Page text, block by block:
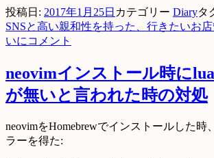
投稿日: 2017年1月25日 カテゴリー Diaryタ
SNSと高い親和性を持った、行きたいお
いに コメント
neovimインストール時に
が無いと言われた時の対処
neovimをHomebrewでインストールした時
ラーを得た: